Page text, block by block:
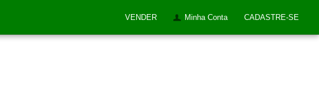
VENDER Minha Conta CADASTRE-SE